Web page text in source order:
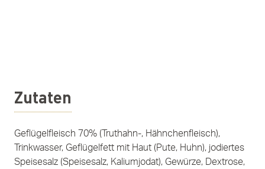
Zutaten
Geflügelfleisch 70% (Truthahn-, Hähnchenfleisch),
Trinkwasser, Geflügelfett mit Haut (Pute, Huhn), jodiertes
Speisesalz (Speisesalz, Kaliumjodat), Gewürze, Dextrose,